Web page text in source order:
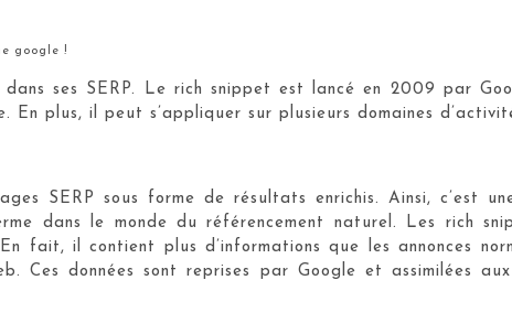
google !
ses SERP. Le rich snippet est lancé en 2009 par
plus, il peut s’appliquer sur plusieurs domaines
SERP sous forme de résultats enrichis. Ainsi, c’est
dans le monde du référencement naturel. Les rich
fait, il contient plus d’informations que les annonces
données sont reprises par Google et assimilées